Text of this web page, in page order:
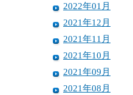
2022年01月
2021年12月
2021年11月
2021年10月
2021年09月
2021年08月